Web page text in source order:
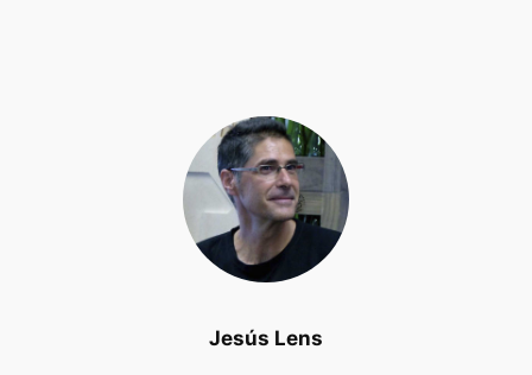
Jesús Lens